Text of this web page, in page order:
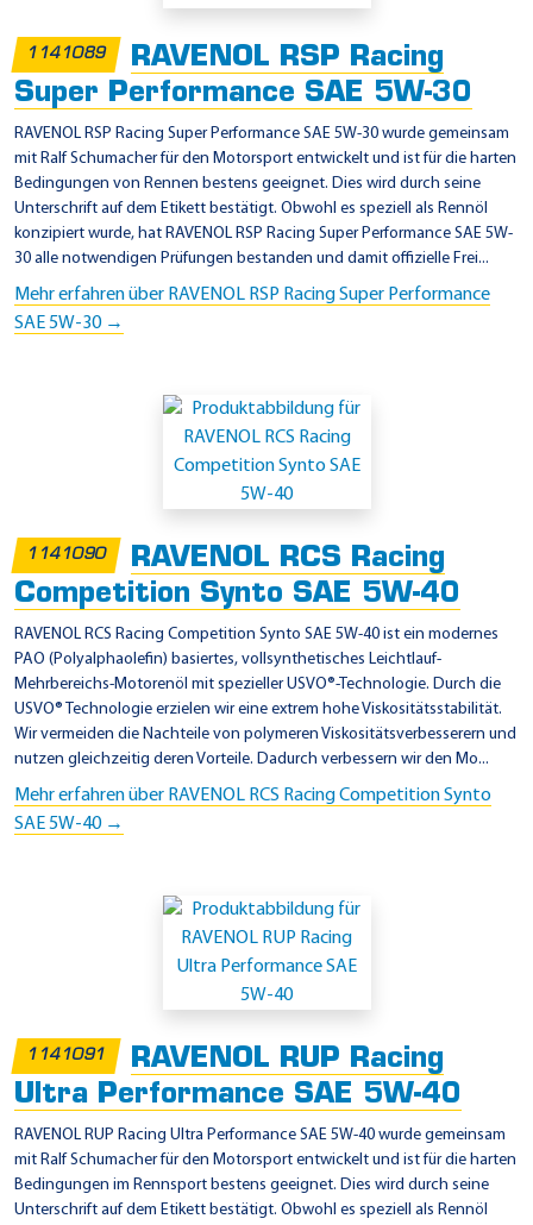
1141089
RAVENOL RSP Racing
Super Performance SAE 5W-30
RAVENOL RSP Racing Super Performance SAE 5W-30 wurde gemeinsam
mit Ralf Schumacher für den Motorsport entwickelt und ist für die harten
Bedingungen von Rennen bestens geeignet. Dies wird durch seine
Unterschrift auf dem Etikett bestätigt. Obwohl es speziell als Rennöl
konzipiert wurde, hat RAVENOL RSP Racing Super Performance SAE 5W-
30 alle notwendigen Prüfungen bestanden und damit offizielle Frei...
Mehr erfahren über RAVENOL RSP Racing Super Performance
SAE 5W-30 →
1141090
RAVENOL RCS Racing
Competition Synto SAE 5W-40
RAVENOL RCS Racing Competition Synto SAE 5W-40 ist ein modernes
PAO (Polyalphaolefin) basiertes, vollsynthetisches Leichtlauf-
Mehrbereichs-Motorenöl mit spezieller USVO®-Technologie. Durch die
USVO® Technologie erzielen wir eine extrem hohe Viskositätsstabilität.
Wir vermeiden die Nachteile von polymeren Viskositätsverbesserern und
nutzen gleichzeitig deren Vorteile. Dadurch verbessern wir den Mo...
Mehr erfahren über RAVENOL RCS Racing Competition Synto
SAE 5W-40 →
1141091
RAVENOL RUP Racing
Ultra Performance SAE 5W-40
RAVENOL RUP Racing Ultra Performance SAE 5W-40 wurde gemeinsam
mit Ralf Schumacher für den Motorsport entwickelt und ist für die harten
Bedingungen im Rennsport bestens geeignet. Dies wird durch seine
Unterschrift auf dem Etikett bestätigt. Obwohl es speziell als Rennöl